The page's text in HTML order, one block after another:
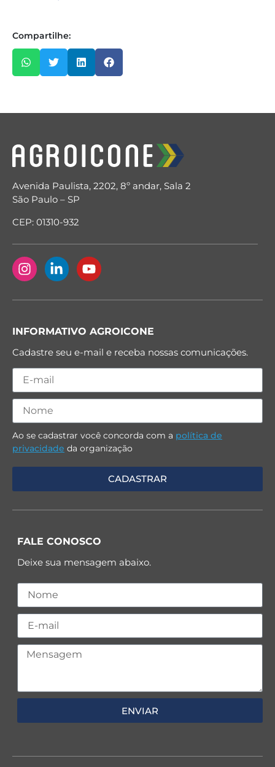
Compartilhe:
Avenida Paulista, 2202, 8º andar, Sala 2
São Paulo – SP
CEP: 01310-932
INFORMATIVO AGROICONE
Cadastre seu e-mail e receba nossas comunicações.
Ao se cadastrar você concorda com a política de
privacidade da organização
FALE CONOSCO
Deixe sua mensagem abaixo.
ENVIAR